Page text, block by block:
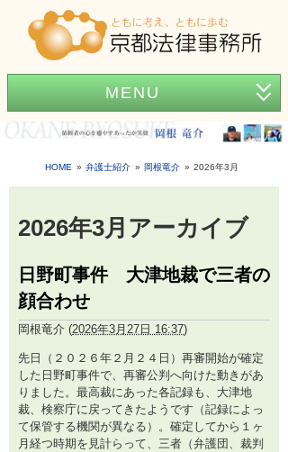
MENU
ホーム
事務所紹介
アクセス
弁護士費用
News
HOME 弁護士紹介 岡根竜介 2026年3月
2026年3月アーカイブ
日野町事件 大津地裁で三者の
顔合わせ
岡根竜介 (2026年3月27日 16:37)
先日（２０２６年２月２４日）再審開始が確定
した日野町事件で、再審公判へ向けた動きがあ
りました。最高裁にあった各記録も、大津地
裁、検察庁に戻ってきたようです（記録によっ
て保管する機関が異なる）。確定してから１ヶ
月経つ時期を見計らって、三者（弁護団、裁判